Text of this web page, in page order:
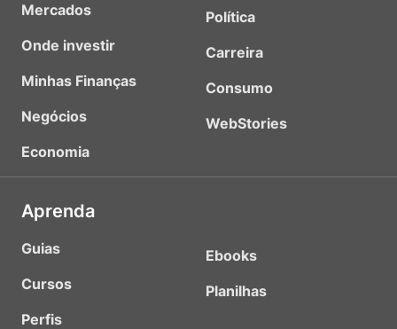
Mercados
Onde investir
Minhas Finanças
Negócios
Economia
Política
Carreira
Consumo
WebStories
Aprenda
Guias
Cursos
Perfis
Ebooks
Planilhas